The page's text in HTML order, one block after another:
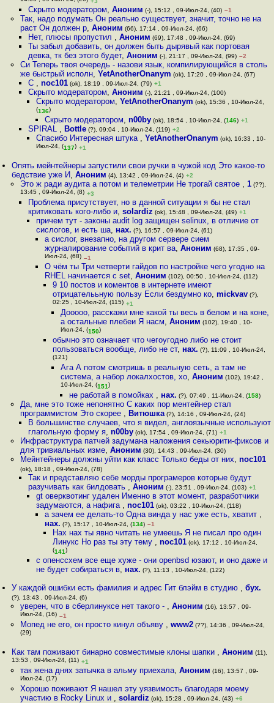
Скрыто модератором, Аноним (-), 15:12 , 09-Июл-24, (40) –1
Так, надо подумать Он реально существует, значит, точно не на
раст Он должен р, Аноним (66), 17:14 , 09-Июл-24, (66)
Нет, плюсы пропустил , Аноним (69), 17:48 , 09-Июл-24, (69)
Ты забыл добавить, он должен быть дырявый как портовая
девка, тк без этого будет, Аноним (-), 21:17 , 09-Июл-24, (99) –2
Си Теперь твоя очередь - назови язык, компилирующийся в столь
же быстрый исполн, YetAnotherOnanym (ok), 17:20 , 09-Июл-24, (67)
С , noc101(ok), 18:19 , 09-Июл-24, (79) +1
Скрыто модератором, Аноним (-), 21:21 , 09-Июл-24, (100)
Скрыто модератором,YetAnotherOnanym (ok), 15:36 , 10-Июл-24,
(136)
Скрыто модератором, n00by(ok), 18:54 , 10-Июл-24, (146) +1
SPIRAL , Bottle(?), 09:04 , 10-Июл-24, (119) +2
Спасибо Интересная штука ,YetAnotherOnanym (ok), 16:33 , 10-
Июл-24, (137) +1
Опять мейнтейнеры запустили свои ручки в чужой код Это какое-то
бедствие уже И,Аноним (4), 13:42 , 09-Июл-24, (4) +2
Это ж ради аудита а потом и телеметрии Не трогай святое , 1(??),
13:45 , 09-Июл-24, (8) +3
Проблема присутствует, но в данной ситуации я бы не стал
критиковать кого-либо и, solardiz (ok), 15:48 , 09-Июл-24, (49) +1
причем тут - законы audit log защищен selinux, в отличие от
сислогов, и есть ша, нах. (?), 16:57 , 09-Июл-24, (61)
а сислог, внезапно, на другом сервере сием
журналирование событий в крит ва, Аноним (68), 17:35 , 09-
Июл-24, (68) –1
О чём ты Три четверти гайдов по настройке чего угодно на
RHEL начинается с set, Аноним (102), 00:50 , 10-Июл-24, (112)
9 10 постов и коментов в интернете имеют
отрицателььную пользу Если бездумно ко, mickvav(?),
02:25 , 10-Июл-24, (115) +1
Дооооо, расскажи мне какой ты весь в белом и на коне,
а остальные плебеи Я насм,Аноним (102), 19:40 , 10-
Июл-24, (150)
обычно это означает что чегоугодно либо не стоит
пользоваться вообще, либо не ст, нах. (?), 11:09 , 10-Июл-24,
(121)
Ага А потом смотришь в реальную сеть, а там не
система, а набор локалхостов, хо,Аноним (102), 19:42 ,
10-Июл-24, (151)
не работай в помойках , нах. (?), 07:49 , 11-Июл-24, (158)
Да, мне это тоже непонятно С каких пор ментейнер стал
программистом Это скорее , Витюшка(?), 14:16 , 09-Июл-24, (24)
В большинстве случаев, что я видел, англоязычные используют
глагольную форму я, n00by(ok), 17:54 , 09-Июл-24, (71) +1
Инфраструктура патчей задумана наложения секьюрити-фиксов и
для тривиальных изме, Аноним (30), 14:43 , 09-Июл-24, (30)
Мейнтейнеры должны уйти как класс Только беды от них, noc101
(ok), 18:18 , 09-Июл-24, (78)
Так и представляю себе морды програмеров которые будут
разучивать как билдовать , Аноним (-), 23:51 , 09-Июл-24, (103) +1
gt оверквотинг удален Именно в этот момент, разработчики
задумаются, а нафига ,noc101 (ok), 03:22 , 10-Июл-24, (118)
а зачем ее делать-то Одна винда у нас уже есть, хватит ,
нах. (?), 15:17 , 10-Июл-24, (134) –1
Нах нах ты явно читать не умеешь Я не писал про один
Линукс Но раз ты эту тему , noc101(ok), 17:12 , 10-Июл-24,
(141)
с опенссхем все еще хуже - они openbsd юзают, и оно даже и
не будет собираться в, нах. (?), 11:13 , 10-Июл-24, (122)
У каждой ошибки есть фамилия и адрес Гит блэйм в студию ,бух.
(?), 13:43 , 09-Июл-24, (6)
уверен, что в сберлинуксе нет такого - , Аноним (16), 13:57 , 09-
Июл-24, (16) –1
Мопед не его, он просто кинул объяву , www2(??), 14:36 , 09-Июл-24,
(29)
Как там поживают бинарно совместимые клоны шапки ,Аноним (11),
13:53 , 09-Июл-24, (11) +1
так жена днях затычка в альму приехала, Аноним (16), 13:57 , 09-
Июл-24, (17)
Хорошо поживают Я нашел эту уязвимость благодаря моему
участию в Rocky Linux и , solardiz (ok), 15:28 , 09-Июл-24, (43) +6